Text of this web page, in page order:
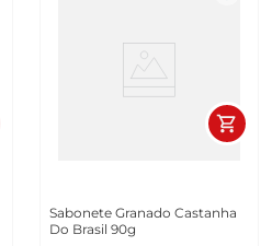
Sabonete Granado Castanha
Do Brasil 90g